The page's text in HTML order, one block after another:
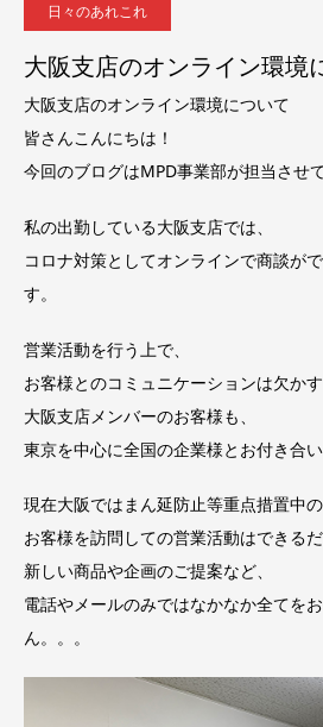
日々のあれこれ
大阪支店のオンライン環境
大阪支店のオンライン環境について
皆さんこんにちは！
今回のブログはMPD事業部が担当させ
私の出勤している大阪支店では、
コロナ対策としてオンラインで商談が
す。
営業活動を行う上で、
お客様とのコミュニケーションは欠か
大阪支店メンバーのお客様も、
東京を中心に全国の企業様とお付き合
現在大阪ではまん延防止等重点措置中の
お客様を訪問しての営業活動はできる
新しい商品や企画のご提案など、
電話やメールのみではなかなか全てを
ん。。。